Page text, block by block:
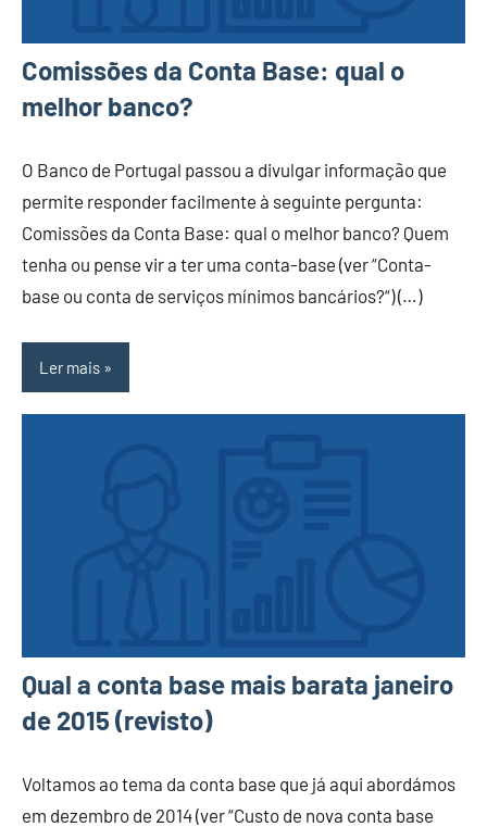
Comissões da Conta Base: qual o
melhor banco?
O Banco de Portugal passou a divulgar informação que
permite responder facilmente à seguinte pergunta:
Comissões da Conta Base: qual o melhor banco? Quem
tenha ou pense vir a ter uma conta-base (ver “Conta-
base ou conta de serviços mínimos bancários?“) (…)
Ler mais
Qual a conta base mais barata janeiro
de 2015 (revisto)
Voltamos ao tema da conta base que já aqui abordámos
em dezembro de 2014 (ver “Custo de nova conta base